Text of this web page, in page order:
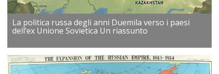
La politica russa degli anni Duemila verso i paesi
dell’ex Unione Sovietica Un riassunto